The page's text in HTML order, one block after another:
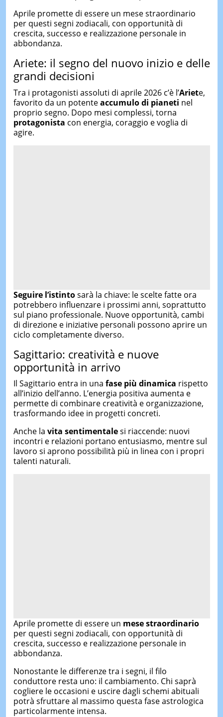
Aprile promette di essere un mese straordinario
per questi segni zodiacali, con opportunità di
crescita, successo e realizzazione personale in
abbondanza.
Ariete: il segno del nuovo inizio e delle
grandi decisioni
Tra i protagonisti assoluti di aprile 2026 c’è l’Ariete,
favorito da un potenteaccumulo di pianeti nel
proprio segno. Dopo mesi complessi, torna
protagonista con energia, coraggio e voglia di
agire.
Seguire l’istintosarà la chiave: le scelte fatte ora
potrebbero influenzare i prossimi anni, soprattutto
sul piano professionale. Nuove opportunità, cambi
di direzione e iniziative personali possono aprire un
ciclo completamente diverso.
Sagittario: creatività e nuove
opportunità in arrivo
Il Sagittario entra in una fase più dinamica rispetto
all’inizio dell’anno. L’energia positiva aumenta e
permette di combinare creatività e organizzazione,
trasformando idee in progetti concreti.
Anche la vita sentimentalesi riaccende: nuovi
incontri e relazioni portano entusiasmo, mentre sul
lavoro si aprono possibilità più in linea con i propri
talenti naturali.
Aprile promette di essere un mese straordinario
per questi segni zodiacali, con opportunità di
crescita, successo e realizzazione personale in
abbondanza.
Nonostante le differenze tra i segni, il filo
conduttore resta uno: il cambiamento. Chi saprà
cogliere le occasioni e uscire dagli schemi abituali
potrà sfruttare al massimo questa fase astrologica
particolarmente intensa.